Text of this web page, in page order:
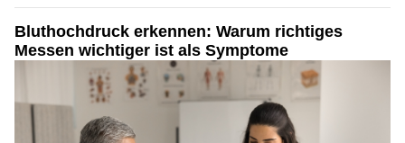
Bluthochdruck erkennen: Warum richtiges
Messen wichtiger ist als Symptome